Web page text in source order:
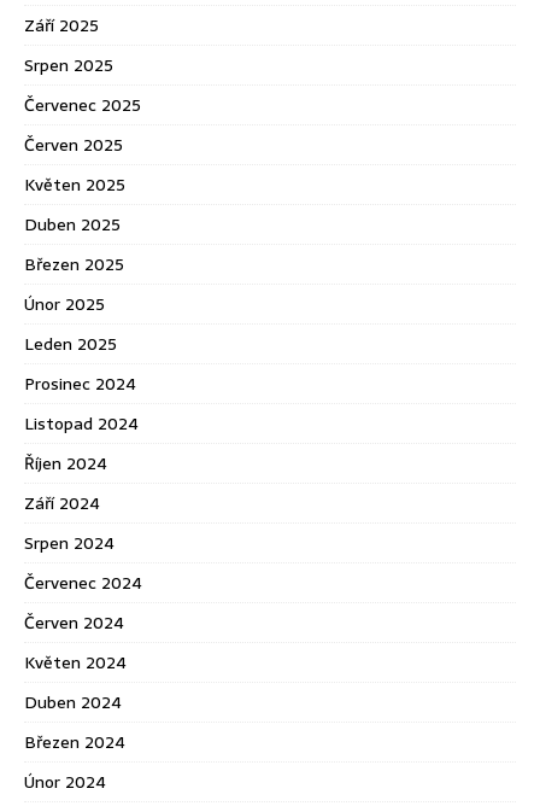
Září 2025
Srpen 2025
Červenec 2025
Červen 2025
Květen 2025
Duben 2025
Březen 2025
Únor 2025
Leden 2025
Prosinec 2024
Listopad 2024
Říjen 2024
Září 2024
Srpen 2024
Červenec 2024
Červen 2024
Květen 2024
Duben 2024
Březen 2024
Únor 2024